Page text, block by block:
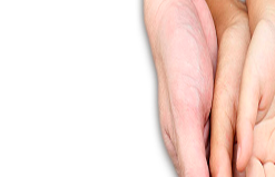
Contamos con